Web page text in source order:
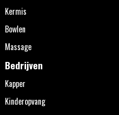
Kermis
Bowlen
Massage
Bedrijven
Kapper
Kinderopvang